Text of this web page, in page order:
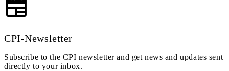
CPI-Newsletter
Subscribe to the CPI newsletter and get news and updates sent
directly to your inbox.